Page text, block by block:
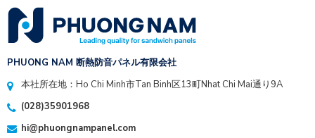
PHUONG NAM 断熱防音パネル有限会社
本社所在地：Ho Chi Minh市Tan Binh区13町Nhat Chi Mai通り9A
(028)35901968
hi@phuongnampanel.com